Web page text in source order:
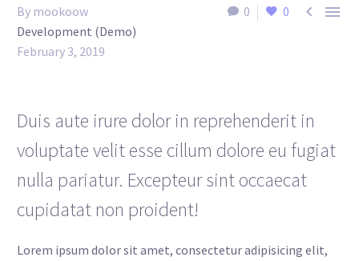
0 0  
By mookoow
Development (Demo)
February 3, 2019
Duis aute irure dolor in reprehenderit in
voluptate velit esse cillum dolore eu fugiat
nulla pariatur. Excepteur sint occaecat
cupidatat non proident!
Lorem ipsum dolor sit amet, consectetur adipisicing elit,